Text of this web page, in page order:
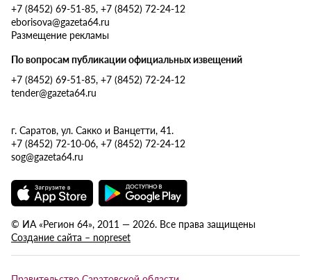
+7 (8452) 69-51-85, +7 (8452) 72-24-12
eborisova@gazeta64.ru
Размещение рекламы
По вопросам публикации официальных извещений
+7 (8452) 69-51-85, +7 (8452) 72-24-12
tender@gazeta64.ru
г. Саратов, ул. Сакко и Ванцетти, 41.
+7 (8452) 72-10-06, +7 (8452) 72-24-12
sog@gazeta64.ru
© ИА «Регион 64», 2011 — 2026. Все права защищены
Создание сайта – nopreset